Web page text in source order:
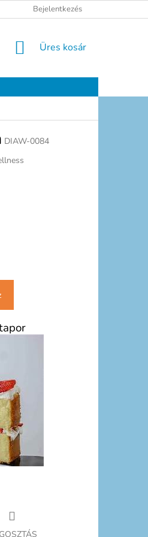
NYILATKOZAT ELÉRHETŐSÉGEK
Bejelentkezés
KOSÁR
Üres kosár
DIAW-0084